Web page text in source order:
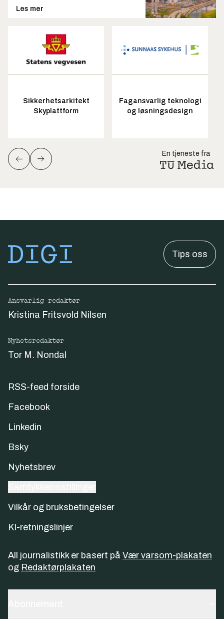
Les mer
Sikkerhetsarkitekt
Skyplattform
Fagansvarlig teknologi
og løsningsdesign
En tjeneste fra
Tips oss
Ansvarlig redaktør
Kristina Fritsvold Nilsen
Nyhetsredaktør
Tor M. Nondal
RSS-feed forside
Facebook
Linkedin
Bsky
Nyhetsbrev
Vilkår og bruksbetingelser
KI-retningslinjer
All journalistikk er basert på Vær varsom-plakaten
og Redaktørplakaten